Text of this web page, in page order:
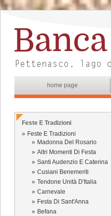
home page
Feste E Tradizioni
Feste E Tradizioni
Madonna Del Rosario
Altri Momenti Di Festa
Santi Audenzio E Caterina
Cusiani Benemeriti
Tendone Unità D'Italia
Carnevale
Festa Di Sant'Anna
Befana